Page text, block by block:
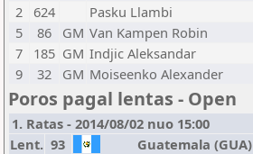
2
624 Pasku Llambi
5
86 GM Van Kampen Robin
7
185 GM Indjic Aleksandar
9
32 GM Moiseenko Alexander
Poros pagal lentas - Open
1. Ratas - 2014/08/02 nuo 15:00
Lent. 93 Guatemala (GUA)